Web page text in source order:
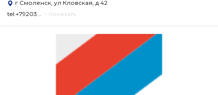
г Смоленск, ул Кловская, д 42
tel:+79203... - показать